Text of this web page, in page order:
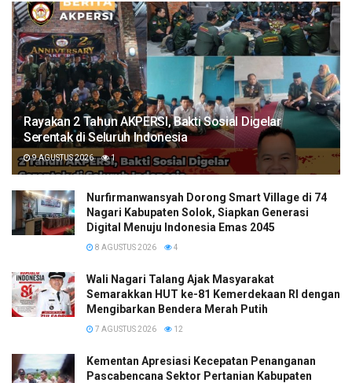
Rayakan 2 Tahun AKPERSI, Bakti Sosial Digelar
Serentak di Seluruh Indonesia
9 AGUSTUS 2026 1
Nurfirmanwansyah Dorong Smart Village di 74
Nagari Kabupaten Solok, Siapkan Generasi
Digital Menuju Indonesia Emas 2045
8 AGUSTUS 2026 4
Wali Nagari Talang Ajak Masyarakat
Semarakkan HUT ke-81 Kemerdekaan RI dengan
Mengibarkan Bendera Merah Putih
7 AGUSTUS 2026 12
Kementan Apresiasi Kecepatan Penanganan
Pascabencana Sektor Pertanian Kabupaten